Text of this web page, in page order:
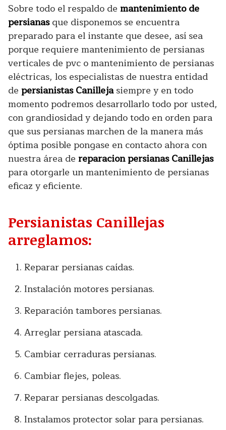
Sobre todo el respaldo de mantenimiento de
persianasque disponemos se encuentra
preparado para el instante que desee, así sea
porque requiere mantenimiento de persianas
verticales de pvc o mantenimiento de persianas
eléctricas, los especialistas de nuestra entidad
de persianistas Canillejasiempre y en todo
momento podremos desarrollarlo todo por usted,
con grandiosidad y dejando todo en orden para
que sus persianas marchen de la manera más
óptima posible pongase en contacto ahora con
nuestra área de reparacion persianas Canillejas
para otorgarle un mantenimiento de persianas
eficaz y eficiente.
Persianistas Canillejas
arreglamos:
Reparar persianas caídas.
Instalación motores persianas.
Reparación tambores persianas.
Arreglar persiana atascada.
Cambiar cerraduras persianas.
Cambiar flejes, poleas.
Reparar persianas descolgadas.
Instalamos protector solar para persianas.